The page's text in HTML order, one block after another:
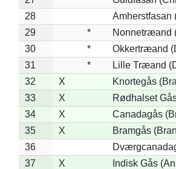
28
Amherstfasan
29
*
Nonnetræand
30
*
Okkertræand
31
*
Lille Træand
32
X
Knortegås
33
X
Rødhalset
34
X
Canadagås
35
X
Bramgås
36
37
X
Indisk Gås